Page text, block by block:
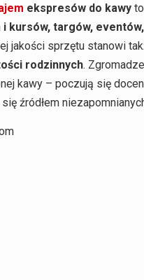
ekspresów do kawy
kursów, targów,
jakości sprzętu stanowi
rodzinnych.
kawy – poczują się
źródłem